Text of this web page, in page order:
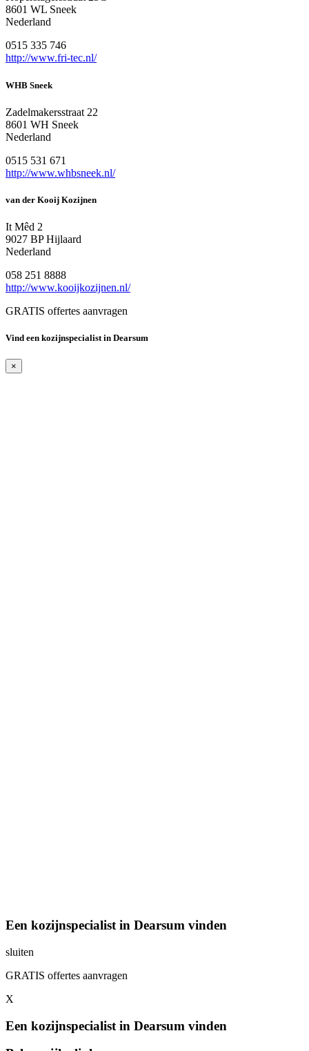
8601 WL Sneek
Nederland
0515 335 746
http://www.fri-tec.nl/
WHB Sneek
Zadelmakersstraat 22
8601 WH Sneek
Nederland
0515 531 671
http://www.whbsneek.nl/
van der Kooij Kozijnen
It Mêd 2
9027 BP Hijlaard
Nederland
058 251 8888
http://www.kooijkozijnen.nl/
GRATIS offertes aanvragen
Vind een kozijnspecialist in Dearsum
×
Een kozijnspecialist in Dearsum vinden
sluiten
GRATIS offertes aanvragen
X
Een kozijnspecialist in Dearsum vinden